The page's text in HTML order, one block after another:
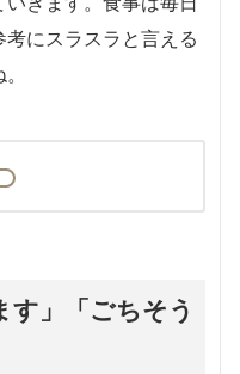
にスラスラと言える
す」「ごちそう